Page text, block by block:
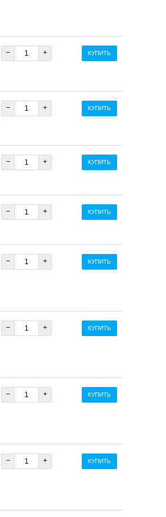
− + КУПИТЬ
− + КУПИТЬ
− + КУПИТЬ
− + КУПИТЬ
− + КУПИТЬ
− + КУПИТЬ
− + КУПИТЬ
− + КУПИТЬ